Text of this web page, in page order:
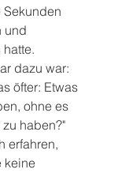
Sekunden
und
dazu war:
öfter: Etwas
ohne es
haben?"
erfahren,
keine